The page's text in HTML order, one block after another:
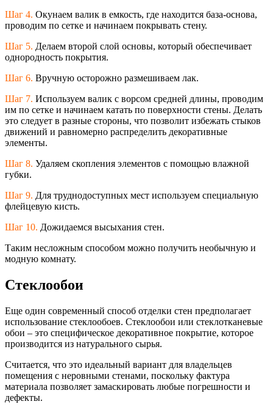
Шаг 4. Окунаем валик в емкость, где находится база-основа,
проводим по сетке и начинаем покрывать стену.
Шаг 5. Делаем второй слой основы, который обеспечивает
однородность покрытия.
Шаг 6. Вручную осторожно размешиваем лак.
Шаг 7. Используем валик с ворсом средней длины, проводим
им по сетке и начинаем катать по поверхности стены. Делать
это следует в разные стороны, что позволит избежать стыков
движений и равномерно распределить декоративные
элементы.
Шаг 8. Удаляем скопления элементов с помощью влажной
губки.
Шаг 9. Для труднодоступных мест используем специальную
флейцевую кисть.
Шаг 10. Дожидаемся высыхания стен.
Таким несложным способом можно получить необычную и
модную комнату.
Стеклообои
Еще один современный способ отделки стен предполагает
использование стеклообоев. Стеклообои или стеклотканевые
обои – это специфическое декоративное покрытие, которое
производится из натурального сырья.
Считается, что это идеальный вариант для владельцев
помещения с неровными стенами, поскольку фактура
материала позволяет замаскировать любые погрешности и
дефекты.